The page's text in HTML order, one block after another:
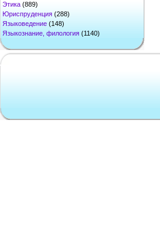
Этика (889)
Юриспруденция (288)
Языковедение (148)
Языкознание, филология (1140)